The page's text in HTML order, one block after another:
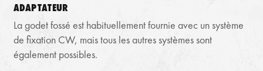
ADAPTATEUR
La godet fossé est habituellement fournie avec un système
de fixation CW, mais tous les autres systèmes sont
également possibles.